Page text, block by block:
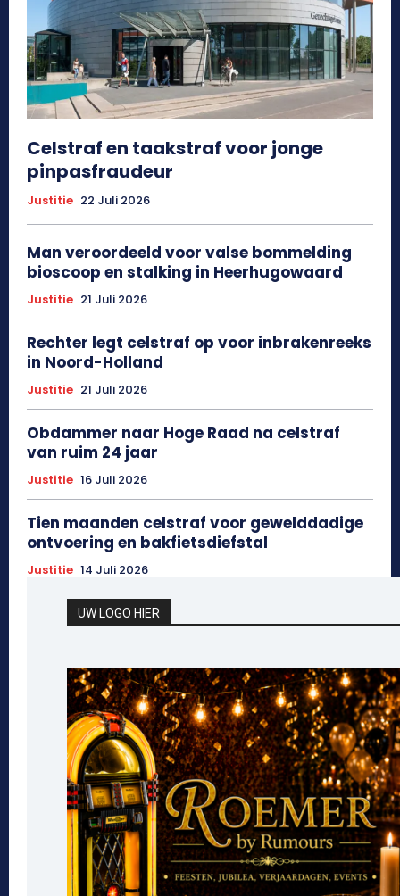
Celstraf en taakstraf voor jonge
pinpasfraudeur
Justitie 22 Juli 2026
Man veroordeeld voor valse bommelding
bioscoop en stalking in Heerhugowaard
Justitie 21 Juli 2026
Rechter legt celstraf op voor inbrakenreeks
in Noord-Holland
Justitie 21 Juli 2026
Obdammer naar Hoge Raad na celstraf
van ruim 24 jaar
Justitie 16 Juli 2026
Tien maanden celstraf voor gewelddadige
ontvoering en bakfietsdiefstal
Justitie 14 Juli 2026
UW LOGO HIER